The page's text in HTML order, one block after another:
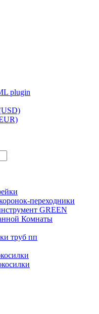
plugin
переходники
GREEN
Комнаты
труб пп